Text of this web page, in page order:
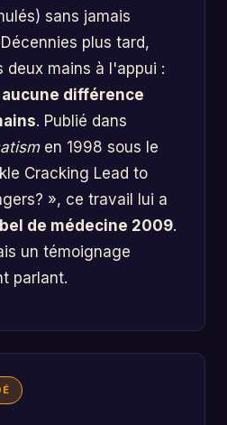
sans jamais
plus tard,
deux mains à l'appui :
différence
. Publié dans
en 1998 sous le
Cracking Lead to
», ce travail lui a
de médecine 2009.
un témoignage
parlant.